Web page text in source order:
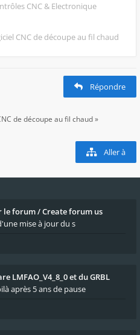
CNC & Electronique
CNC de découpe au fil chaud
Répondre
de découpe au fil chaud »
Aller à
le forum / Create forum us
mise à jour du s
LMFAO_V4_8_0 et du GRBL
après 5 ans de pause